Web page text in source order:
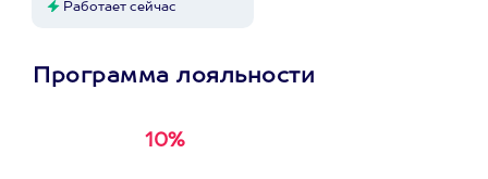
Работает сейчас
Программа лояльности
10%